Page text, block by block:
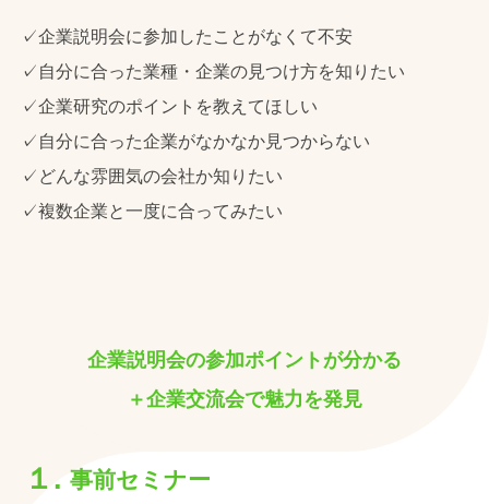
✓企業説明会に参加したことがなくて不安
✓自分に合った業種・企業の見つけ方を知りたい
✓企業研究のポイントを教えてほしい
✓自分に合った企業がなかなか見つからない
✓どんな雰囲気の会社か知りたい
✓複数企業と一度に合ってみたい
企業説明会の参加ポイントが分かる
＋企業交流会で魅力を発見
事前セミナー